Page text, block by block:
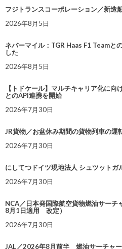
フジトランスコーポレーション／新造
2026年8月5日
ネバーマイル：TGR Haas F1 Teamと
した
2026年8月5日
【トドケール】マルチキャリア化に
とのAPI連携を開始
2026年7月30日
JR貨物／お盆休み期間の貨物列車の運
2026年7月30日
にしてつドイツ現地法人 シュツットガ
2026年7月30日
NCA／日本発国際航空貨物燃油サー
8月1日適用 改定）
2026年7月30日
JAL／2026年8月前半 燃油サーチャ